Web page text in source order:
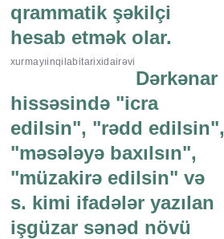
qrammatik şəkilçi
hesab etmək olar.
xurmayıinqilabitarixidairəvi
Dərkənar
hissəsində "icra
edilsin", "rədd edilsin",
"məsələyə baxılsın",
"müzakirə edilsin" və
s. kimi ifadələr yazılan
işgüzar sənəd növü